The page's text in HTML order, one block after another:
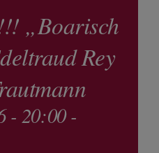
„Boarisch
Rey
- 20:00-